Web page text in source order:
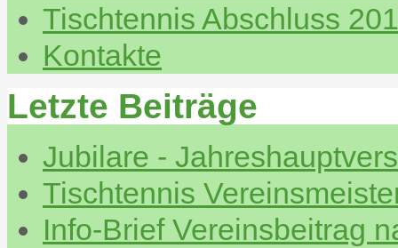
Tischtennis Abschluss
Kontakte
Letzte Beiträge
Jubilare -
Tischtennis
Info-Brief Vereinsbeitrag